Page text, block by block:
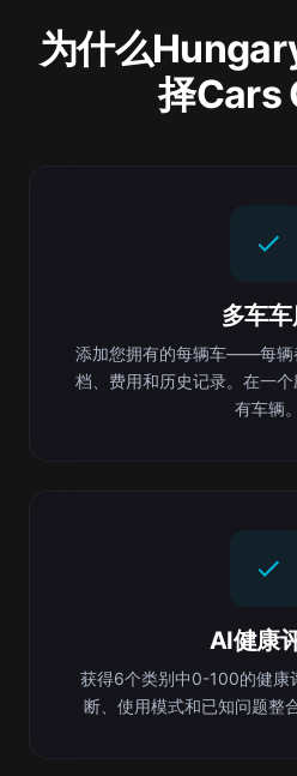
为什么
择Cars
多车
添加您拥有的每辆车——每辆
档、费用和历史记录。在一
有车辆。
AI健康
获得6个类别中0-100的健康
断、使用模式和已知问题整